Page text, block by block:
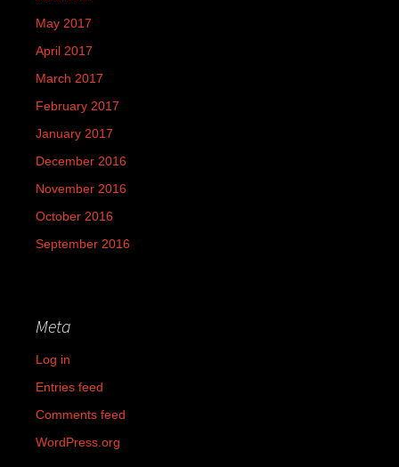
May 2017
April 2017
March 2017
February 2017
January 2017
December 2016
November 2016
October 2016
September 2016
Meta
Log in
Entries feed
Comments feed
WordPress.org